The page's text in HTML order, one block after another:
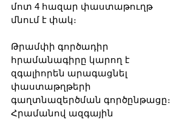
մոտ 4 հազար փաստաթուղթ
մնում է փակ։
Թրամփի գործադիր
հրամանագիրը կարող է
զգալիորեն արագացնել
փաստաթղթերի
գաղտնազերծման գործընթացը։
Հրամանով ազգային